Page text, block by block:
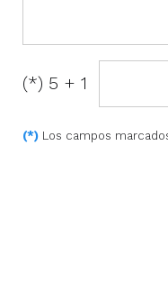
(*) 5 + 1
(*) Los campos